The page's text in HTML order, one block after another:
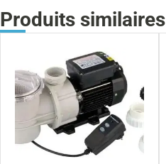
Produits similaires